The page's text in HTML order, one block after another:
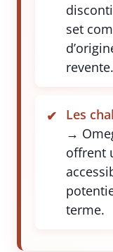
set
revente.
Les
→
offrent
terme.